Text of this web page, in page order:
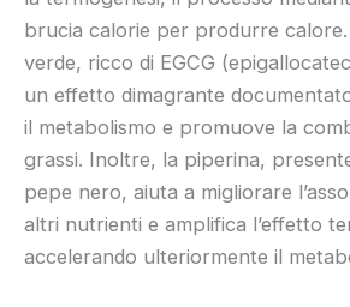
brucia calorie per produrre calore.
verde, ricco di EGCG
un effetto dimagrante
il metabolismo e promuove la
grassi. Inoltre, la piperina,
pepe nero, aiuta a migliorare
altri nutrienti e amplifica l’effetto
accelerando ulteriormente il